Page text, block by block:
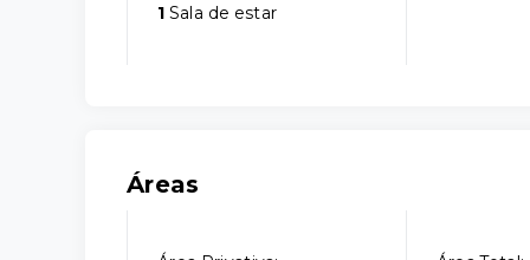
1 Sala de estar
Áreas